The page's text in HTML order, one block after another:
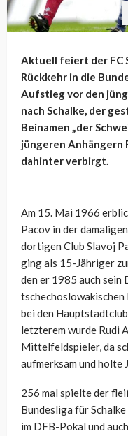
Aktuell feiert der FC
Rückkehr in die
Aufstieg vor den
nach Schalke, der
Beinamen „der
jüngeren Anhängern
dahinter verbirgt.
Am 15. Mai 1966
Pacov in der
dortigen Club Slavoj
ging als 15-Jähriger
den er 1985 auch sein
tschechoslowakischen
bei den
letzterem wurde Rudi
Mittelfeldspieler, da
aufmerksam und holte
256 mal spielte der
Bundesliga für
im DFB-Pokal und